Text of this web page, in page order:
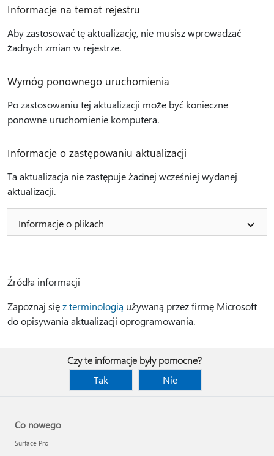
Informacje na temat rejestru
Aby zastosować tę aktualizację, nie musisz wprowadzać
żadnych zmian w rejestrze.
Wymóg ponownego uruchomienia
Po zastosowaniu tej aktualizacji może być konieczne
ponowne uruchomienie komputera.
Informacje o zastępowaniu aktualizacji
Ta aktualizacja nie zastępuje żadnej wcześniej wydanej
aktualizacji.
Informacje o plikach
Źródła informacji
Zapoznaj sięz terminologią używaną przez firmę Microsoft
do opisywania aktualizacji oprogramowania.
Czy te informacje były pomocne?
Tak
Nie
Co nowego
Surface Pro